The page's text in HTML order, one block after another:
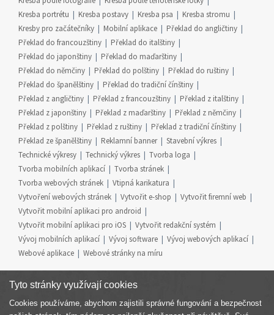
Kresba portrétu
Kresba postavy Kresba psa
Kresba stromu
Kresby pro začátečníky
Mobilní aplikace
Překlad do angličtiny
Překlad do francouzštiny
Překlad do italštiny
Překlad do japonštiny
Překlad do maďarštiny
Překlad do němčiny
Překlad do polštiny
Překlad do ruštiny
Překlad do španělštiny
Překlad do tradiční čínštiny
Překlad z angličtiny
Překlad z francouzštiny
Překlad z italštiny
Překlad z japonštiny
Překlad z maďarštiny
Překlad z němčiny
Překlad z polštiny
Překlad z ruštiny
Překlad z tradiční čínštiny
Překlad ze španělštiny
Reklamní banner
Stavební výkres
Technické výkresy
Technický výkres
Tvorba loga
Tvorba mobilních aplikací
Tvorba stránek
Tvorba webových stránek
Vtipná karikatura
Vytvoření webových stránek
Vytvořit e-shop
Vytvořit firemní web
Vytvořit mobilní aplikaci pro android
Vytvořit mobilní aplikaci pro iOS
Vytvořit redakční systém
Vývoj mobilních aplikací
Vývoj software
Vývoj webových aplikací
Webové aplikace
Webové stránky na míru
Tyto stránky využívají cookies
Cookies používáme, abychom zajistili správné fungování a bezpečnost